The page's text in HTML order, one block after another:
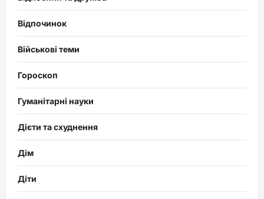
Відпочинок
Військові теми
Гороскоп
Гуманітарні науки
Дієти та схуднення
Дім
Діти